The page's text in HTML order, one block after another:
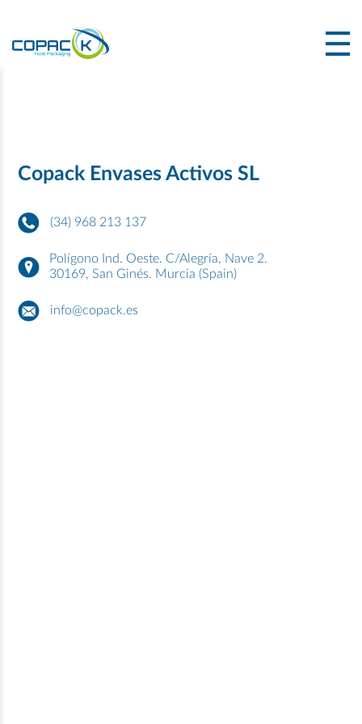
Copack Envases Activos SL
(34) 968 213 137
Polígono Ind. Oeste. C/Alegría, Nave 2.
30169, San Ginés. Murcia (Spain)
info@copack.es